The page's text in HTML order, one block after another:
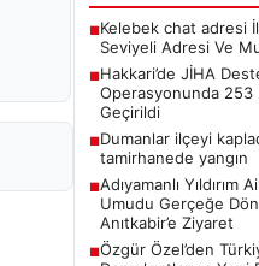
■Kelebek chat adresi
Seviyeli Adresi Ve
■Hakkari’de JİHA
Operasyonunda 253
Geçirildi
■Dumanlar ilçeyi
tamirhanede yangın
■Adıyamanlı Yıldırım
Umudu Gerçeğe
Anıtkabir’e Ziyaret
■Özgür Özel’den